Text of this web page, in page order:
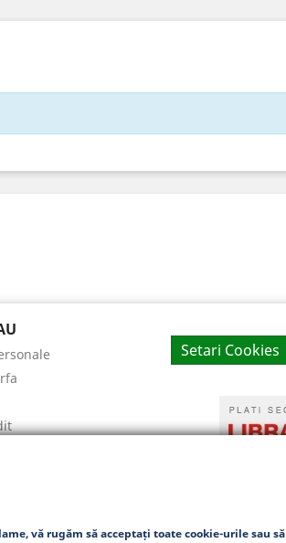
Setari Cookies
vă rugăm să acceptați toate cookie-urile sau să